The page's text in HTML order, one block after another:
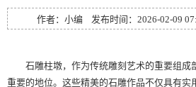
作者：小编 发布时间：2026-02-09
石雕柱墩，作为传统雕刻艺术的重要组成
重要的地位。这些精美的石雕作品不仅具有实